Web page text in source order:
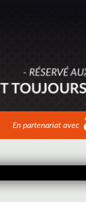
En partenariat avec